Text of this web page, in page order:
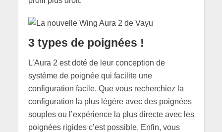
3 types de poignées !
L’Aura 2 est doté de leur conception de
système de poignée qui facilite une
configuration facile. Que vous recherchiez la
configuration la plus légère avec des poignées
souples ou l’expérience la plus directe avec les
poignées rigides c’est possible. Enfin, vous